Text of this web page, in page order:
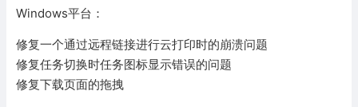
Windows平台：
修复一个通过远程链接进行云打印时的崩溃问题
修复任务切换时任务图标显示错误的问题
修复下载页面的拖拽